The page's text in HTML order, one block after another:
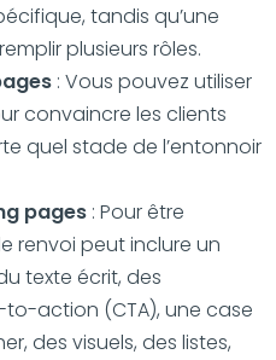
tandis qu’une
plusieurs rôles.
: Vous pouvez utiliser
convaincre les clients
quel stade de l’entonnoir
pages : Pour être
renvoi peut inclure un
texte écrit, des
action (CTA), une case
des visuels, des listes,